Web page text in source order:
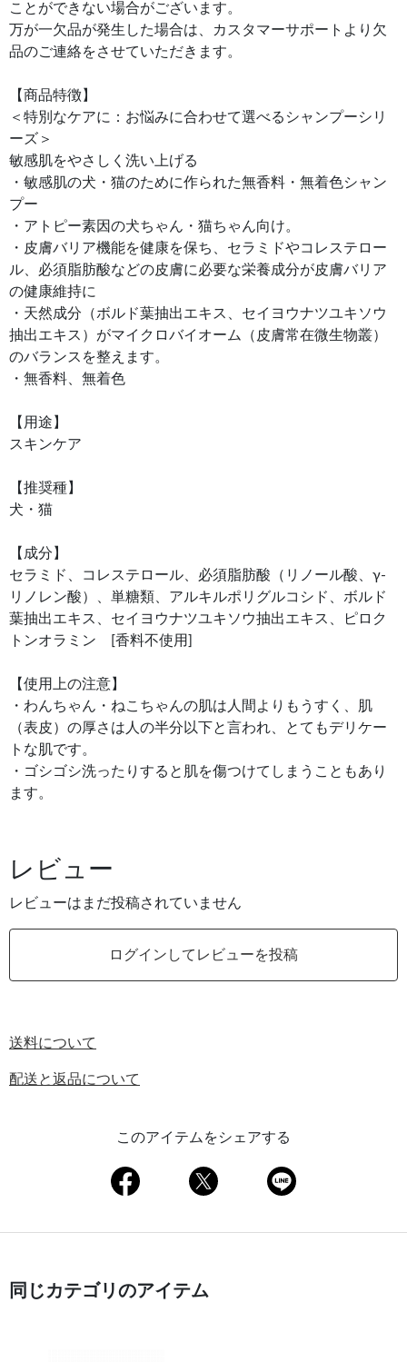
ことができない場合がございます。
万が一欠品が発生した場合は、カスタマーサポートより欠
品のご連絡をさせていただきます。
【商品特徴】
＜特別なケアに：お悩みに合わせて選べるシャンプーシリ
ーズ＞
敏感肌をやさしく洗い上げる
・敏感肌の犬・猫のために作られた無香料・無着色シャン
プー
・アトピー素因の犬ちゃん・猫ちゃん向け。
・皮膚バリア機能を健康を保ち、セラミドやコレステロー
ル、必須脂肪酸などの皮膚に必要な栄養成分が皮膚バリア
の健康維持に
・天然成分（ボルド葉抽出エキス、セイヨウナツユキソウ
抽出エキス）がマイクロバイオーム（皮膚常在微生物叢）
のバランスを整えます。
・無香料、無着色
【用途】
スキンケア
【推奨種】
犬・猫
【成分】
セラミド、コレステロール、必須脂肪酸（リノール酸、γ‐
リノレン酸）、単糖類、アルキルポリグルコシド、ボルド
葉抽出エキス、セイヨウナツユキソウ抽出エキス、ピロク
トンオラミン [香料不使用]
【使用上の注意】
・わんちゃん・ねこちゃんの肌は人間よりもうすく、肌
（表皮）の厚さは人の半分以下と言われ、とてもデリケー
トな肌です。
・ゴシゴシ洗ったりすると肌を傷つけてしまうこともあり
ます。
レビュー
レビューはまだ投稿されていません
ログインしてレビューを投稿
送料について
配送と返品について
このアイテムをシェアする
同じカテゴリのアイテム